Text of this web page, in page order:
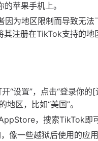
苹果手机上。
为地区限制而导致无法
注册在TikTok支持的地
“设置”，点击“登录你的
区，比如“美国”。
，搜索TikTok即
像一些越狱后使用的应